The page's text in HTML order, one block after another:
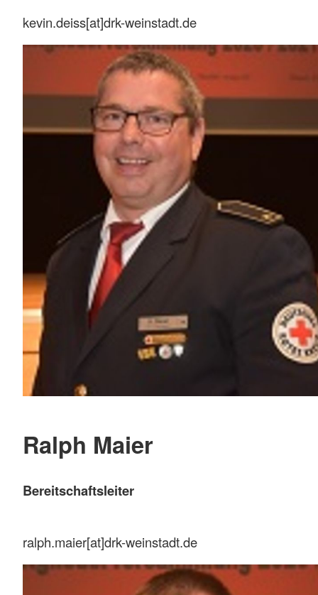
kevin.deiss[at]drk-weinstadt.de
Ralph Maier
Bereitschaftsleiter
ralph.maier[at]drk-weinstadt.de